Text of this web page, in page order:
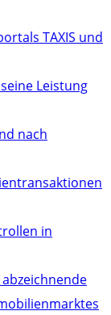
TAXIS und
Leistung
nach
in